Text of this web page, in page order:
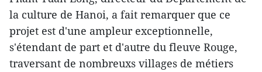
la culture de Hanoi, a fait remarquer que ce
projet est d'une ampleur exceptionnelle,
s'étendant de part et d'autre du fleuve Rouge,
traversant de nombreuxs villages de métiers